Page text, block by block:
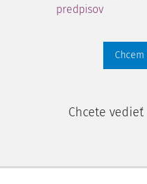
predpisov
Chcete vedieť